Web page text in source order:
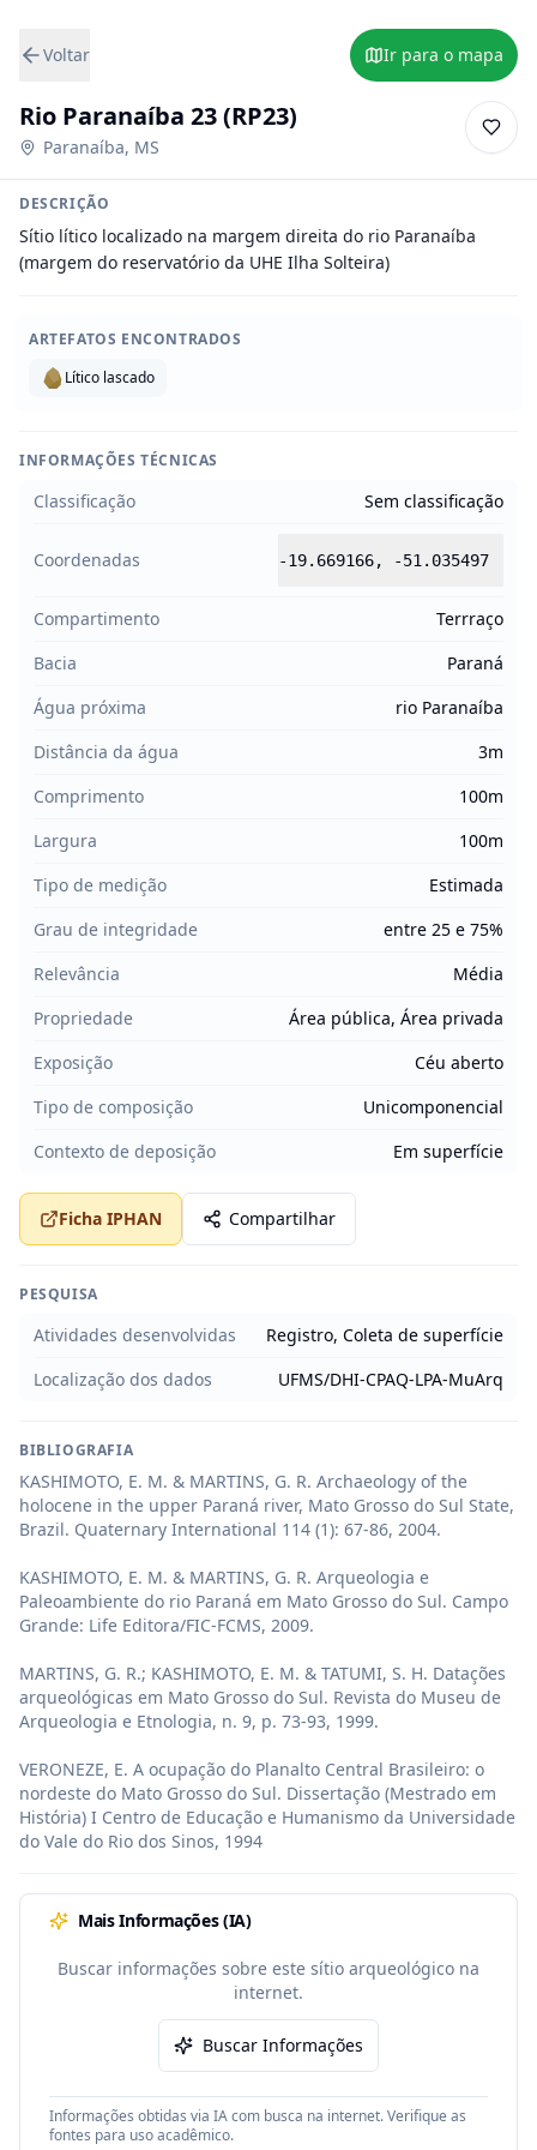
Voltar Ir para o mapa
Rio Paranaíba 23 (RP23)
Paranaíba, MS
DESCRIÇÃO
Sítio lítico localizado na margem direita do rio Paranaíba
(margem do reservatório da UHE Ilha Solteira)
ARTEFATOS ENCONTRADOS
Lítico lascado
INFORMAÇÕES TÉCNICAS
Classificação Sem classificação
Coordenadas -19.669166, -51.035497
Compartimento
Terrraço
Bacia
Paraná
Água próxima
rio Paranaíba
Distância da água
3m
Comprimento
100m
Largura
100m
Tipo de medição
Estimada
Grau de integridade
entre 25 e 75%
Relevância
Média
Propriedade
Área pública, Área privada
Exposição
Céu aberto
Tipo de composição
Unicomponencial
Contexto de deposição
Em superfície
Ficha IPHAN Compartilhar
PESQUISA
Atividades desenvolvidas
Registro, Coleta de superfície
Localização dos dados
UFMS/DHI-CPAQ-LPA-MuArq
BIBLIOGRAFIA
KASHIMOTO, E. M. & MARTINS, G. R. Archaeology of the
holocene in the upper Paraná river, Mato Grosso do Sul State,
Brazil. Quaternary International 114 (1): 67-86, 2004.
KASHIMOTO, E. M. & MARTINS, G. R. Arqueologia e
Paleoambiente do rio Paraná em Mato Grosso do Sul. Campo
Grande: Life Editora/FIC-FCMS, 2009.
MARTINS, G. R.; KASHIMOTO, E. M. & TATUMI, S. H. Datações
arqueológicas em Mato Grosso do Sul. Revista do Museu de
Arqueologia e Etnologia, n. 9, p. 73-93, 1999.
VERONEZE, E. A ocupação do Planalto Central Brasileiro: o
nordeste do Mato Grosso do Sul. Dissertação (Mestrado em
História) I Centro de Educação e Humanismo da Universidade
do Vale do Rio dos Sinos, 1994
Mais Informações (IA)
Buscar informações sobre este sítio arqueológico na
internet.
Buscar Informações
Informações obtidas via IA com busca na internet. Verifique as
fontes para uso acadêmico.